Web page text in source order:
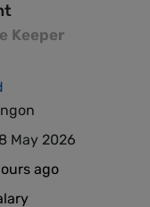
Keeper
May 2026
ago